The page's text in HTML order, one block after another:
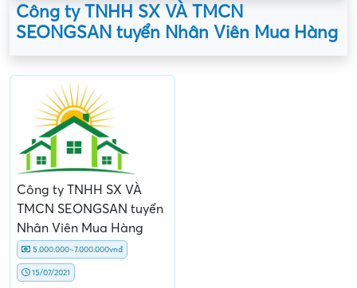
Công ty TNHH SX VÀ TMCN
SEONGSAN tuyển Nhân Viên Mua Hàng
Công ty TNHH SX VÀ
TMCN SEONGSAN tuyển
Nhân Viên Mua Hàng
5.000.000~7.000.000vnđ
15/07/2021